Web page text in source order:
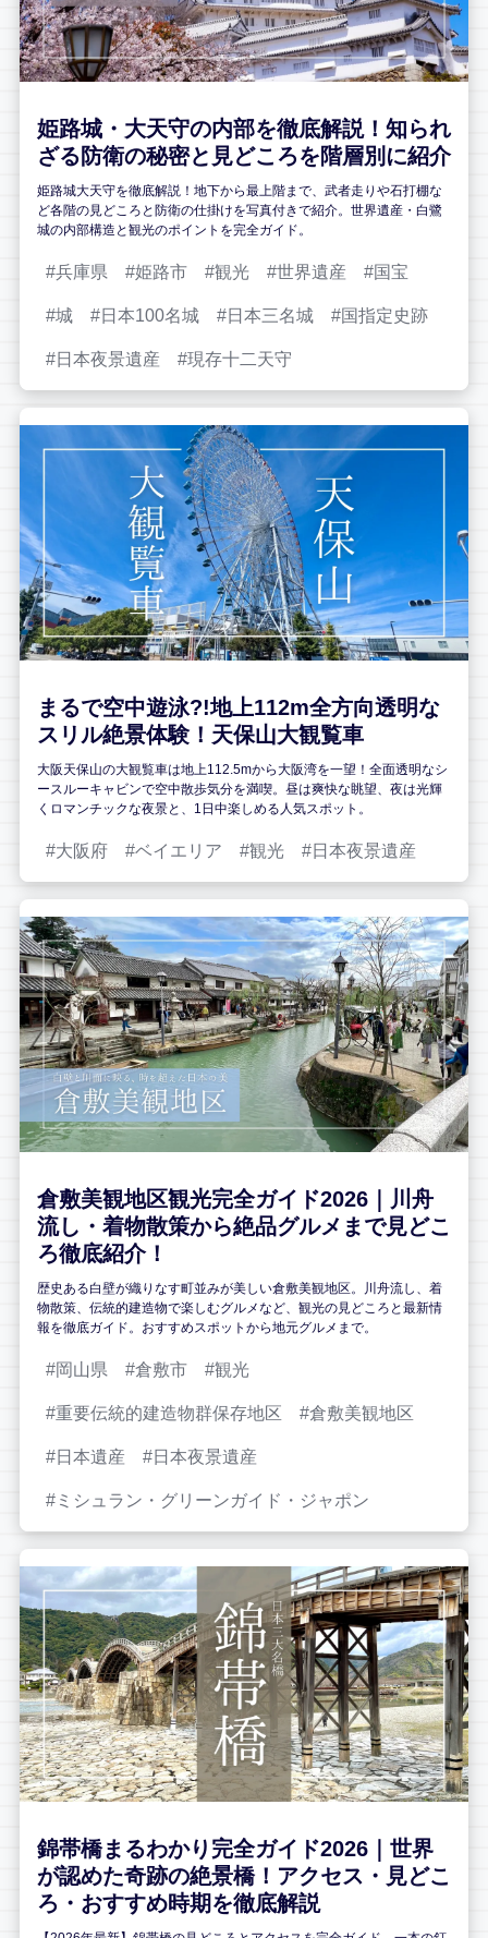
姫路城・大天守の内部を徹底解説！知られ
ざる防衛の秘密と見どころを階層別に紹介
姫路城大天守を徹底解説！地下から最上階まで、武者走りや石打棚な
ど各階の見どころと防衛の仕掛けを写真付きで紹介。世界遺産・白鷺
城の内部構造と観光のポイントを完全ガイド。
兵庫県 姫路市 観光 世界遺産 国宝
城 日本100名城 日本三名城 国指定史跡
日本夜景遺産 現存十二天守
まるで空中遊泳?!地上112m全方向透明な
スリル絶景体験！天保山大観覧車
大阪天保山の大観覧車は地上112.5mから大阪湾を一望！全面透明なシ
ースルーキャビンで空中散歩気分を満喫。昼は爽快な眺望、夜は光輝
くロマンチックな夜景と、1日中楽しめる人気スポット。
大阪府 ベイエリア 観光 日本夜景遺産
倉敷美観地区観光完全ガイド2026｜川舟
流し・着物散策から絶品グルメまで見どこ
ろ徹底紹介！
歴史ある白壁が織りなす町並みが美しい倉敷美観地区。川舟流し、着
物散策、伝統的建造物で楽しむグルメなど、観光の見どころと最新情
報を徹底ガイド。おすすめスポットから地元グルメまで。
岡山県 倉敷市 観光
重要伝統的建造物群保存地区 倉敷美観地区
日本遺産 日本夜景遺産
ミシュラン・グリーンガイド・ジャポン
錦帯橋まるわかり完全ガイド2026｜世界
が認めた奇跡の絶景橋！アクセス・見どこ
ろ・おすすめ時期を徹底解説